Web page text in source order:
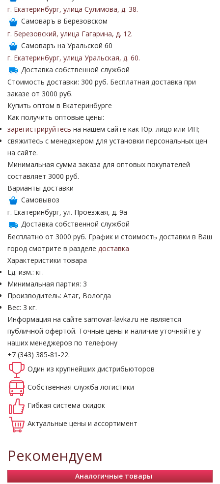
г. Екатеринбург, улица Сулимова, д. 38.
Самоваръ в Березовском
г. Березовский, улица Гагарина, д. 12.
Самоваръ на Уральской 60
г. Екатеринбург, улица Уральская, д. 60.
Доставка собственной службой
Стоимость доставки: 300 руб. Бесплатная доставка при
заказе от 3000 руб.
Купить оптом в Екатеринбурге
Как получить оптовые цены:
зарегистрируйтесь на нашем сайте как Юр. лицо или ИП;
свяжитесь с менеджером для установки персональных цен
на сайте.
Минимальная сумма заказа для оптовых покупателей
составляет 3000 руб.
Варианты доставки
Самовывоз
г. Екатеринбург, ул. Проезжая, д. 9а
Доставка собственной службой
Бесплатно от 3000 руб. График и стоимость доставки в Ваш
город смотрите в разделе доставка
Характеристики товара
Ед. изм.: кг.
Минимальная партия: 3
Производитель: Атаг, Вологда
Вес: 3 кг.
Информация на сайте samovar-lavka.ru не является
публичной офертой. Точные цены и наличие уточняйте у
наших менеджеров по телефону
+7 (343) 385-81-22.
Один из крупнейших дистрибьюторов
Собственная служба логистики
Гибкая система скидок
Актуальные цены и ассортимент
Рекомендуем
Аналогичные товары